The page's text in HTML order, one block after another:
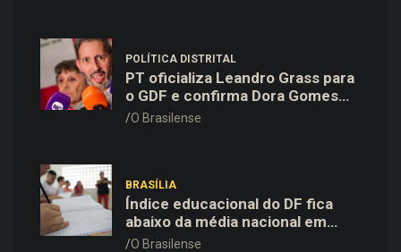
POLÍTICA DISTRITAL
PT oficializa Leandro Grass para
o GDF e confirma Dora Gomes
como vice na chapa majoritária
O Brasilense
BRASÍLIA
Índice educacional do DF fica
abaixo da média nacional em
todas as etapas de ensino,
O Brasilense